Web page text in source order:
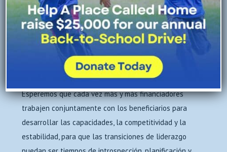
ciento de los ejecutivos sin fines de lucro planeaban
dejar sus puestos en los próximos cinco años, pero
que solo el 29 por ciento de las organizaciones
tenían planes con respeto a la sucesión. ¡El cambio
no se puede detener!
Esperemos que cada vez más y más financiadores
trabajen conjuntamente con los beneficiarios para
desarrollar las capacidades, la competitividad y la
estabilidad, para que las transiciones de liderazgo